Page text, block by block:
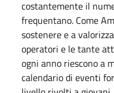
costantemente il
frequentano. Come
sostenere e a
operatori e le tante
ogni anno riescono a
calendario di eventi